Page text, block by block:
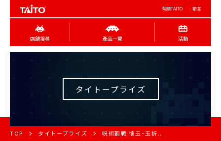
有關TAITO 語言
店舖搜尋 產品一覽 活動
タイトープライズ
TOP タイトープライズ 呪術廻戦 懐玉・玉折...